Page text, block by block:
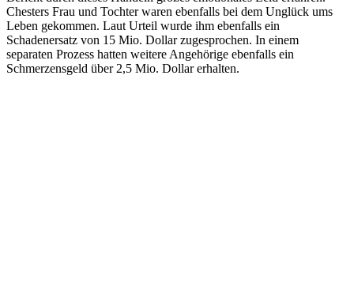
Chesters Frau und Tochter waren ebenfalls bei dem Unglück ums
Leben gekommen. Laut Urteil wurde ihm ebenfalls ein
Schadenersatz von 15 Mio. Dollar zugesprochen. In einem
separaten Prozess hatten weitere Angehörige ebenfalls ein
Schmerzensgeld über 2,5 Mio. Dollar erhalten.